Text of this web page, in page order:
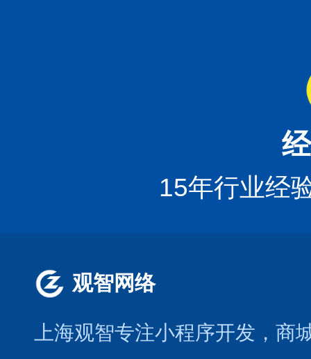
15年行业经
观智网络
上海观智专注小程序开发 ，商